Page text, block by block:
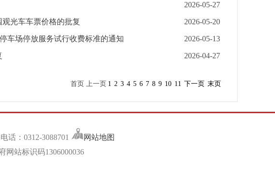
2026-05-27
光车车票价格的批复 2026-05-20
车场停放服务试行收费标准的通知 2026-05-13
2026-04-27
首页 上一页 1 2 3 4 5 6 7 8 9 10 11 下一页 末页
话：0312-3088701
网站地图
网站标识码1306000036